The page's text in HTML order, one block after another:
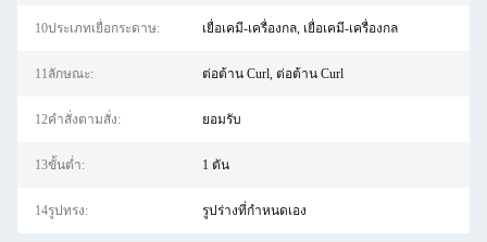
10ประเภทเยื่อกระดาษ: เยื่อเคมี-เครื่องกล, เยื่อเคมี-เครื่องกล
11ลักษณะ: ต่อต้าน Curl, ต่อต้าน Curl
12คําสั่งตามสั่ง: ยอมรับ
13ขั้นต่ำ: 1 ตัน
14รูปทรง: รูปร่างที่กำหนดเอง